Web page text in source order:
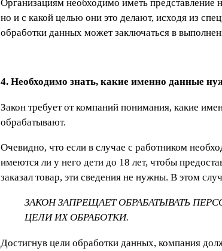
Организациям необходимо иметь представление
но и с какой целью они это делают, исходя из
обработки данных может заключаться в
4. Необходимо знать, какие именно данные
Закон требует от компаний понимания, какие
обрабатывают.
Очевидно, что если в случае с работником
имеются ли у него дети до 18 лет, чтобы
заказал товар, эти сведения не нужны. В этом
ЗАКОН ЗАПРЕЩАЕТ ОБРАБАТЫВАТЬ
ЦЕЛИ ИХ ОБРАБОТКИ.
Достигнув цели обработки данных, компания